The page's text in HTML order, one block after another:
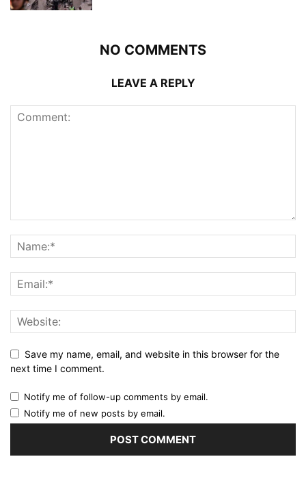
NO COMMENTS
LEAVE A REPLY
Save my name, email, and website in this browser for the
next time I comment.
Notify me of follow-up comments by email.
Notify me of new posts by email.